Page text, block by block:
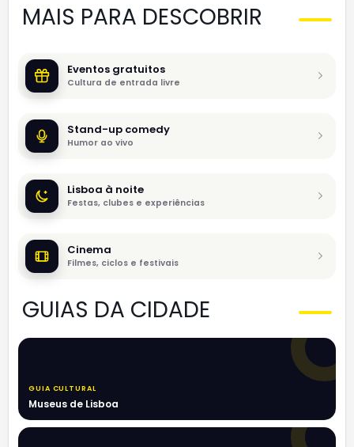
MAIS PARA DESCOBRIR
Eventos gratuitos
Cultura de entrada livre
Stand-up comedy
Humor ao vivo
Lisboa à noite
Festas, clubes e experiências
Cinema
Filmes, ciclos e festivais
GUIAS DA CIDADE
GUIA CULTURAL
Museus de Lisboa